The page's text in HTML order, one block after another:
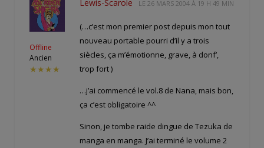
Offline
Ancien
★★★★
Lewis-Scarole LE 26 MARS 2004 À 19 H 49 MIN
(…c’est mon premier post depuis mon tout
nouveau portable pourri d’il y a trois
siècles, ça m’émotionne, grave, à donf’,
trop fort )
…j’ai commencé le vol.8 de Nana, mais bon,
ça c’est obligatoire ^^
Sinon, je tombe raide dingue de Tezuka de
manga en manga. J’ai terminé le volume 2